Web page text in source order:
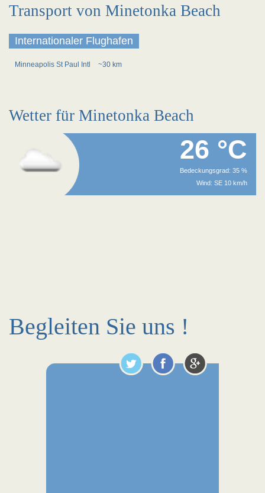
Transport von Minetonka Beach
Internationaler Flughafen
Minneapolis St Paul Intl ~30 km
Wetter für Minetonka Beach
26 °C
Bedeckungsgrad: 35 %
Wind: SE 10 km/h
Begleiten Sie uns !